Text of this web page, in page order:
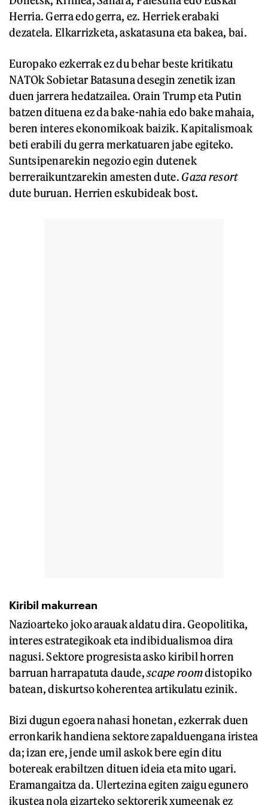
Herria. Gerra edo gerra, ez. Herriek erabaki
dezatela. Elkarrizketa, askatasuna eta bakea, bai.
Europako ezkerrak ez du behar beste kritikatu
NATOk Sobietar Batasuna desegin zenetik izan
duen jarrera hedatzailea. Orain Trump eta Putin
batzen dituena ez da bake-nahia edo bake mahaia,
beren interes ekonomikoak baizik. Kapitalismoak
beti erabili du gerra merkatuaren jabe egiteko.
Suntsipenarekin negozio egin dutenek
berreraikuntzarekin amesten dute. Gazaresort
dute buruan. Herrien eskubideak bost.
Kiribil makurrean
Nazioarteko joko arauak aldatu dira. Geopolitika,
interes estrategikoak eta indibidualismoa dira
nagusi. Sektore progresista asko kiribil horren
barruan harrapatuta daude,scape roomdistopiko
batean, diskurtso koherentea artikulatu ezinik.
Bizi dugun egoera nahasi honetan, ezkerrak duen
erronkarik handiena sektore zapalduengana iristea
da; izan ere, jende umil askok bere egin ditu
botereak erabiltzen dituen ideia eta mito ugari.
Eramangaitza da. Ulertezina egiten zaigu egunero
ikustea nola gizarteko sektorerik xumeenak ez